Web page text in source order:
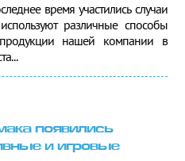
время участились случаи
различные способы
нашей компании в
появились
и игровые